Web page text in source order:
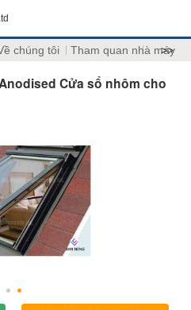
chúng tôi Tham quan nhà máy
>>
Cửa sổ nhôm cho